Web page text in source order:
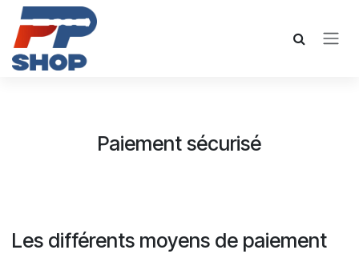
Se rendre au contenu
Paiement sécurisé
Les différents moyens de paiement